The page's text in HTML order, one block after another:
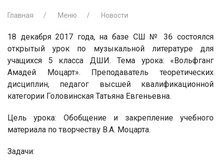
Главная Меню Новости
18 декабря 2017 года, на базе СШ № 36 состоялся
открытый урок по музыкальной литературе для
учащихся 5 класса ДШИ. Тема урока: «Вольфганг
Амадей Моцарт». Преподаватель теоретических
дисциплин, педагог высшей квалификационной
категории Головинская Татьяна Евгеньевна.
Цель урока: Обобщение и закрепление учебного
материала по творчеству В.А. Моцарта.
Задачи: